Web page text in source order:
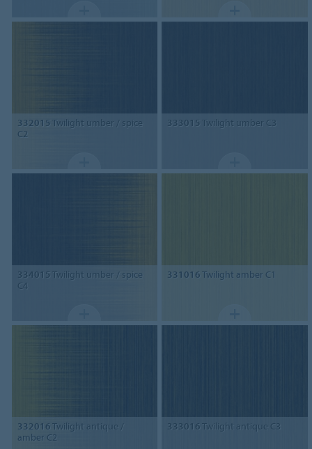
332015 Twilight umber / spice
C2
333015 Twilight umber C3
334015 Twilight umber / spice
C4
331016Twilight amber C1
332016Twilight antique /
amber C2
333016Twilight antique C3